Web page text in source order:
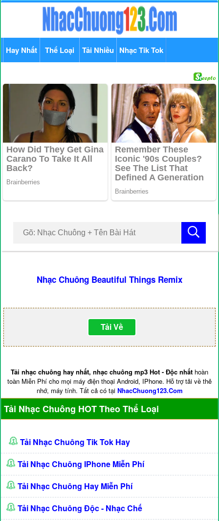
Hay Nhất Thể Loại Tải Nhiều Nhạc Tik Tok
Nhạc Chuông Beautiful Things Remix
Tải Về
Tải nhạc chuông hay nhất, nhạc chuông mp3 Hot - Độc nhất hoàn
toàn Miễn Phí cho mọi máy điện thoại Android, IPhone. Hỗ trợ tải về thẻ
nhớ, máy tính. Tất cả có tại NhacChuong123.Com
Tải Nhạc Chuông HOT Theo Thể Loại
Tải Nhạc Chuông Tik Tok Hay
Tải Nhạc Chuông IPhone Miễn Phí
Tải Nhạc Chuông Hay Miễn Phí
Tải Nhạc Chuông Độc - Nhạc Chế